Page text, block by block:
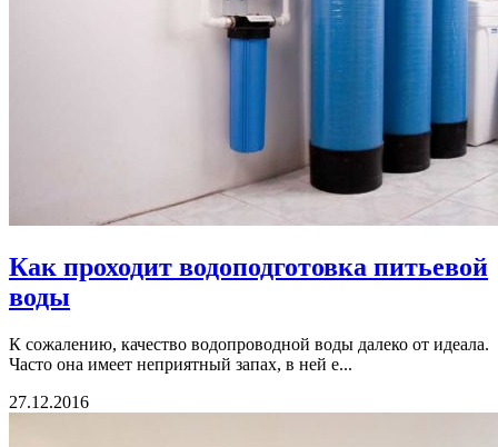
Как проходит водоподготовка питьевой
воды
К сожалению, качество водопроводной воды далеко от идеала.
Часто она имеет неприятный запах, в ней е...
27.12.2016